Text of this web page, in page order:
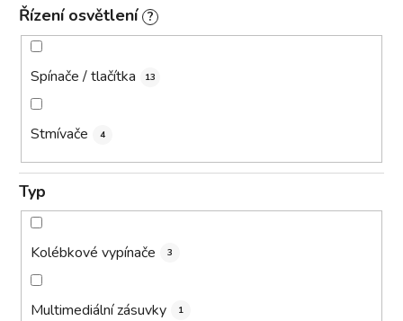
Řízení osvětlení ?
Spínače / tlačítka 13
Stmívače 4
Typ
Kolébkové vypínače 3
Multimediální zásuvky 1